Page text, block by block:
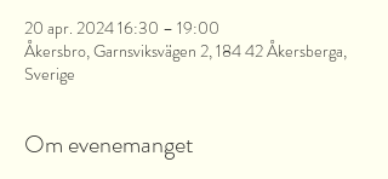
20 apr. 2024 16:30 – 19:00
Åkersbro, Garnsviksvägen 2, 184 42 Åkersberga,
Sverige
Om evenemanget